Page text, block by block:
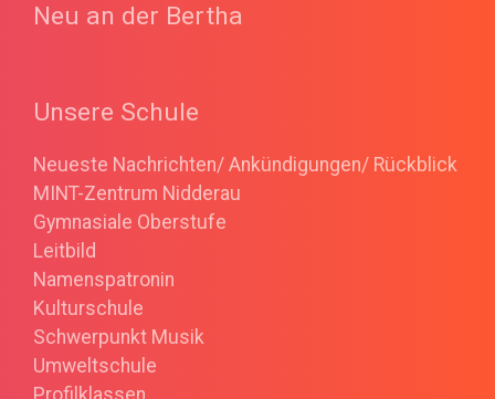
Neu an der Bertha
Unsere Schule
Neueste Nachrichten/ Ankündigungen/ Rückblick
MINT-Zentrum Nidderau
Gymnasiale Oberstufe
Leitbild
Namenspatronin
Kulturschule
Schwerpunkt Musik
Umweltschule
Profilklassen